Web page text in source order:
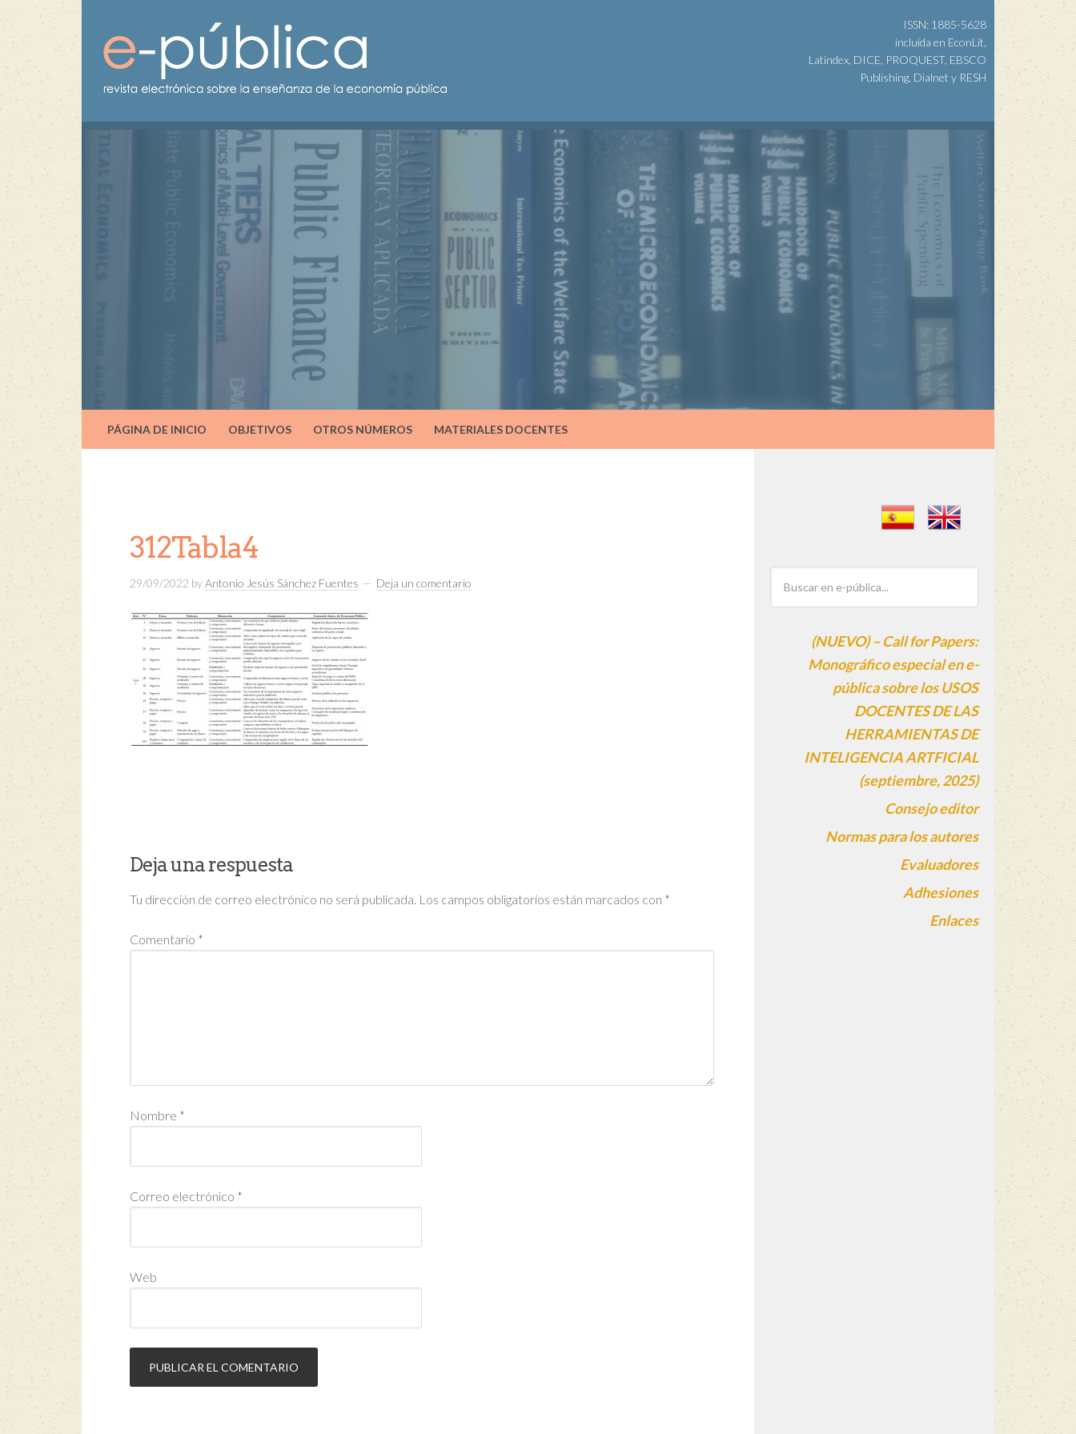
ISSN: 1885-5628
incluida en EconLit,
Latindex, DICE, PROQUEST, EBSCO
Publishing, Dialnet y RESH
PÁGINA DE INICIO OBJETIVOS OTROS NÚMEROS MATERIALES DOCENTES
312Tabla4
29/09/2022 byAntonio Jesús Sánchez Fuentes Deja un comentario
Deja una respuesta
Tu dirección de correo electrónico no será publicada. Los campos obligatorios están marcados con *
Comentario *
Nombre *
Correo electrónico *
Web
(NUEVO) – Call for Papers:
Monográfico especial en e-
pública sobre los USOS
DOCENTES DE LAS
HERRAMIENTAS DE
INTELIGENCIA ARTFICIAL
(septiembre, 2025)
Consejo editor
Normas para los autores
Evaluadores
Adhesiones
Enlaces